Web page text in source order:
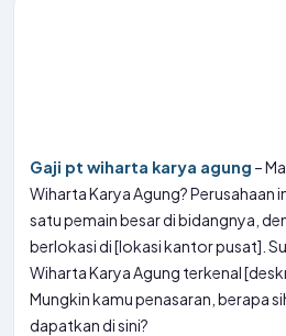
Gaji pt wiharta karya agung –
Wiharta Karya Agung? Perusahaan
satu pemain besar di bidangnya,
berlokasi di [lokasi kantor pusat].
Wiharta Karya Agung terkenal
Mungkin kamu penasaran, berapa
dapatkan di sini?